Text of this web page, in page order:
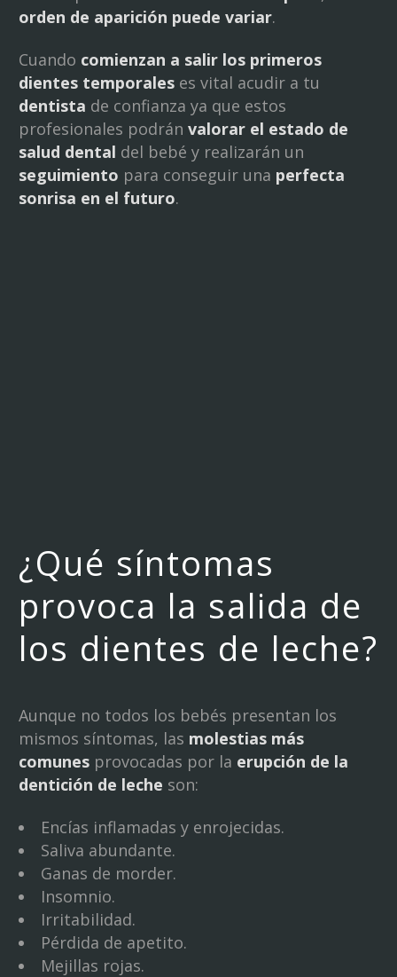
orden de aparición puede variar.
Cuando comienzan a salir los primeros
dientes temporaleses vital acudir a tu
dentista de confianza ya que estos
profesionales podrán valorar el estado de
salud dental del bebé y realizarán un
seguimiento para conseguir una perfecta
sonrisa en el futuro.
¿Qué síntomas
provoca la salida de
los dientes de leche?
Aunque no todos los bebés presentan los
mismos síntomas, las molestias más
comunesprovocadas por la erupción de la
dentición de leche son:
Encías inflamadas y enrojecidas.
Saliva abundante.
Ganas de morder.
Insomnio.
Irritabilidad.
Pérdida de apetito.
Mejillas rojas.